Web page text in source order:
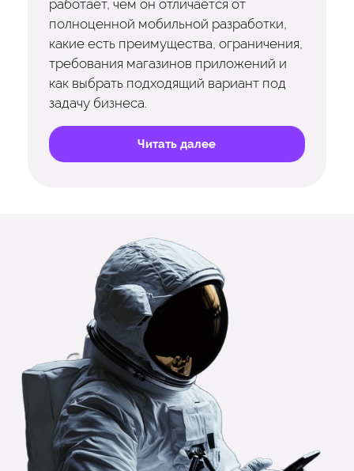
работает, чем он отличается от
полноценной мобильной разработки,
какие есть преимущества, ограничения,
требования магазинов приложений и
как выбрать подходящий вариант под
задачу бизнеса.
Читать далее